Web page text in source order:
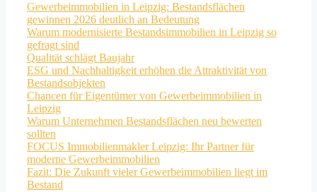
Gewerbeimmobilien in Leipzig: Bestandsflächen
gewinnen 2026 deutlich an Bedeutung
Warum modernisierte Bestandsimmobilien in Leipzig so
gefragt sind
Qualität schlägt Baujahr
ESG und Nachhaltigkeit erhöhen die Attraktivität von
Bestandsobjekten
Chancen für Eigentümer von Gewerbeimmobilien in
Leipzig
Warum Unternehmen Bestandsflächen neu bewerten
sollten
FOCUS Immobilienmakler Leipzig: Ihr Partner für
moderne Gewerbeimmobilien
Fazit: Die Zukunft vieler Gewerbeimmobilien liegt im
Bestand